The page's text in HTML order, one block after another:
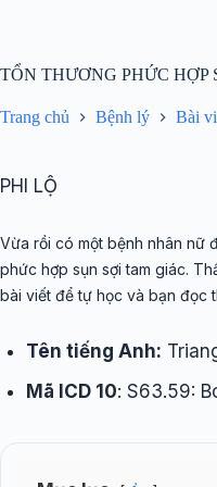
nội
dung
TỔN THƯƠNG PHỨC HỢP
Trang chủ Bệnh lý Bài
PHI LỘ
Vừa rồi có một bệnh nhân nữ
phức hợp sụn sợi tam giác.
bài viết để tự học và bạn đọc
Tên tiếng Anh:
Mã ICD 10: S63.59: